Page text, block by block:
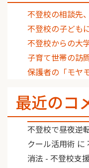
不登校の相談先
不登校の子ども
不登校からの大
子育て世帯の訪
保護者の「モヤ
最近のコ
不登校で昼夜逆
クール活用術 に
消法 - 不登校支